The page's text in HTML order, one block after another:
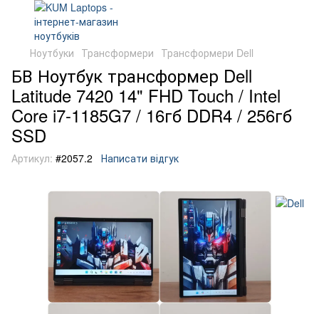
Ноутбуки Трансформери Трансформери Dell
БВ Ноутбук трансформер Dell
Latitude 7420 14" FHD Touch / Intel
Core i7-1185G7 / 16гб DDR4 / 256гб
SSD
Артикул: #2057.2 Написати відгук